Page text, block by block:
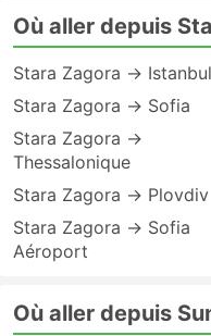
Où aller depuis
Stara Zagora → Istanbul
Stara Zagora → Sofia
Stara Zagora →
Thessalonique
Stara Zagora → Plovdiv
Stara Zagora → Sofia
Aéroport
Où aller depuis